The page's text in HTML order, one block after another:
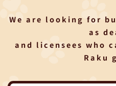
We are looking for
as
and licensees who
Raku